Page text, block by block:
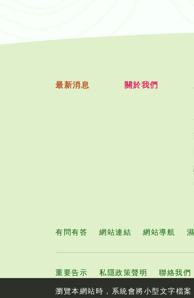
最新消息 關於我們
有問有答 網站連結 網站導航
重要告示 私隱政策聲明 聯絡我們
瀏覽本網站時，系統會將小型文字檔